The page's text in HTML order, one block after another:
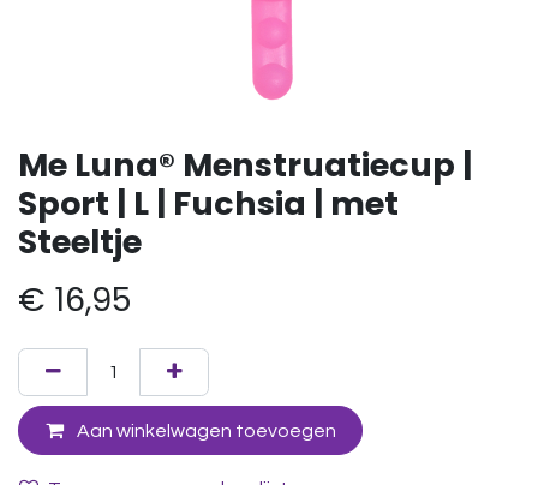
Me Luna® Menstruatiecup |
Sport | L | Fuchsia | met
Steeltje
€ 16,95
Aan winkelwagen toevoegen